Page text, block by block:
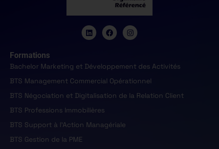
Formations
Bachelor Marketing et Développement des Activités
BTS Management Commercial Opérationnel
BTS Négociation et Digitalisation de la Relation Client
BTS Professions Immobilières
BTS Support à l'Action Managériale
BTS Gestion de la PME